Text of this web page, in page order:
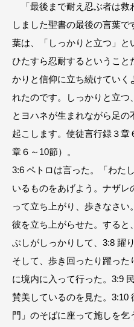
「最後まで耐え忍ぶ者は救
しました聖書の最後の言葉
葉は、「しっかりと立つ」
ひたすら忍耐するということ
かりと信仰に立ち続けていく
れたのです。しっかりと立つ
とヨハネが生まれながら足
起こします。使徒言行録３章
章６～10節）。
3:6 ペトロは言った。「わた
いるものをあげよう。ナザレ
って立ち上がり、歩きなさい
彼を立ち上がらせた。すると
ぶしがしっかりして、3:8 躍
そして、歩き回ったり躍っ
に境内に入って行った。3:9
賛美しているのを見た。3:10
門」のそばに座って施しを